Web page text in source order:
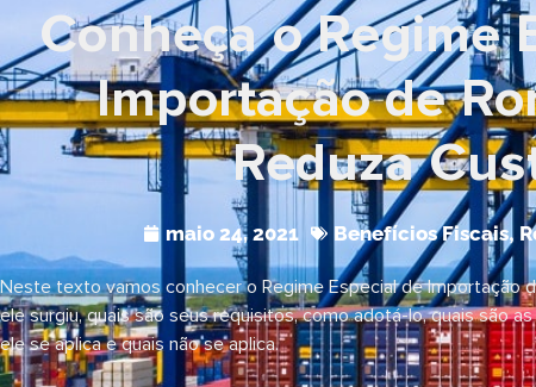
Conheça o Regime
Importação de
Reduza
maio 24, 2021 Benefícios Fiscais,
Neste texto vamos conhecer o Regime Especial de Importação
ele surgiu, quais são seus requisitos, como adotá-lo, quais são
ele se aplica e quais não se aplica.